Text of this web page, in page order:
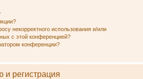
некорректного использования и/или
с этой конференцией?
конференции?
и регистрация